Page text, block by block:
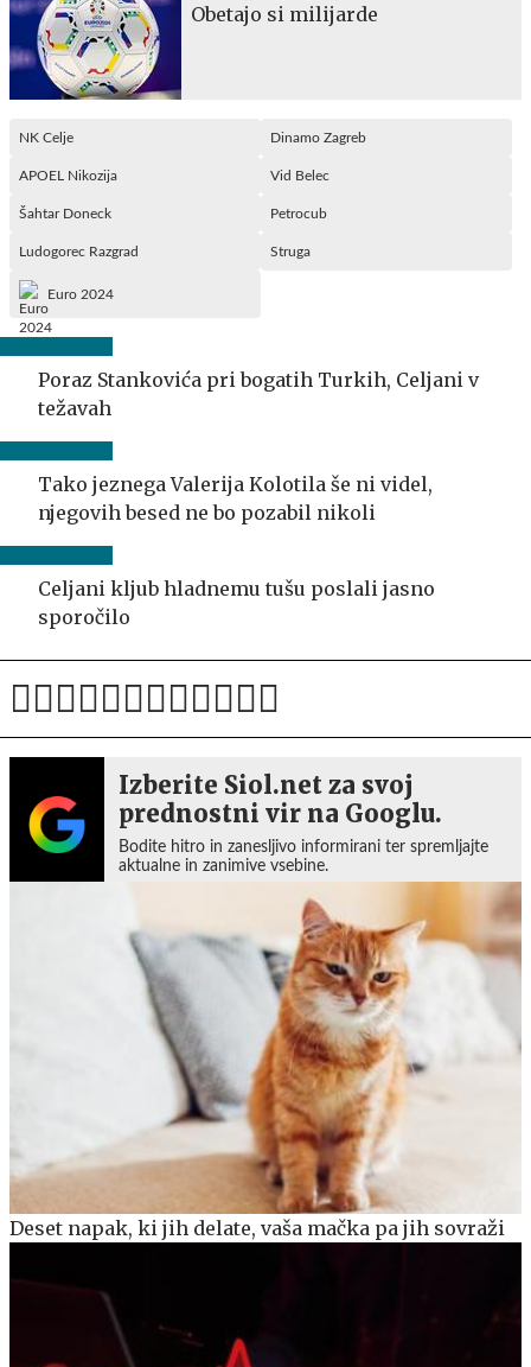
Obetajo si milijarde
NK Celje Dinamo Zagreb
APOEL Nikozija Vid Belec
Šahtar Doneck Petrocub
Ludogorec Razgrad Struga
Euro 2024
Poraz Stankovića pri bogatih Turkih, Celjani v
težavah
Tako jeznega Valerija Kolotila še ni videl,
njegovih besed ne bo pozabil nikoli
Celjani kljub hladnemu tušu poslali jasno
sporočilo
Izberite Siol.net za svoj
prednostni vir na Googlu.
Bodite hitro in zanesljivo informirani ter spremljajte
aktualne in zanimive vsebine.
Deset napak, ki jih delate, vaša mačka pa jih sovraži